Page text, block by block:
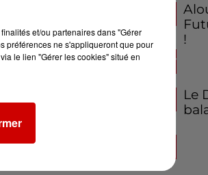
!
Le
et/ou partenaires dans "Gérer
préférences ne s'appliqueront que pour
le lien "Gérer les cookies" situé en